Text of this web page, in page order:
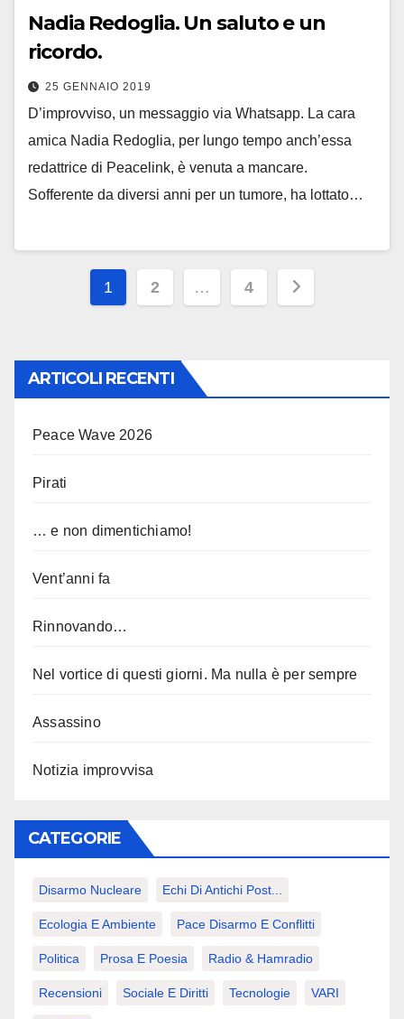
Nadia Redoglia. Un saluto e un
ricordo.
25 GENNAIO 2019
D’improvviso, un messaggio via Whatsapp. La cara
amica Nadia Redoglia, per lungo tempo anch’essa
redattrice di Peacelink, è venuta a mancare.
Sofferente da diversi anni per un tumore, ha lottato…
Paginazione
articoli
1 2 … 4
ARTICOLI RECENTI
Peace Wave 2026
Pirati
… e non dimentichiamo!
Vent’anni fa
Rinnovando…
Nel vortice di questi giorni. Ma nulla è per sempre
Assassino
Notizia improvvisa
CATEGORIE
Disarmo Nucleare Echi Di Antichi Post...
Ecologia E Ambiente Pace Disarmo E Conflitti
Politica Prosa E Poesia Radio & Hamradio
Recensioni Sociale E Diritti Tecnologie VARI